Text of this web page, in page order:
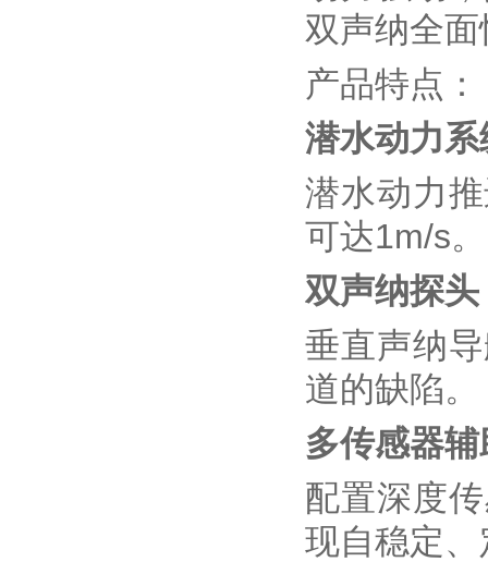
双声纳全
产品特点：
潜水动力系
潜水动力
可达1m/s。
双声纳探头
垂直声纳
道的缺陷。
多传感器
配置深度
现自稳定